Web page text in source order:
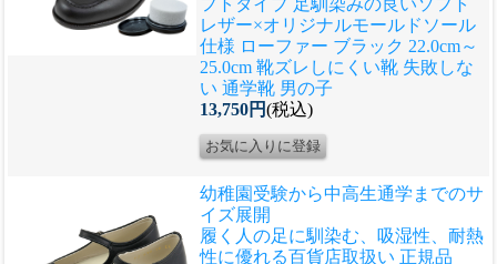
フトタイプ 足馴染みの良いソフト
レザー×オリジナルモールドソール
仕様 ローファー ブラック 22.0cm～
25.0cm 靴ズレしにくい靴 失敗しな
い 通学靴 男の子
13,750円(税込)
幼稚園受験から中高生通学までのサ
イズ展開
履く人の足に馴染む、吸湿性、耐熱
性に優れる百貨店取扱い 正規品